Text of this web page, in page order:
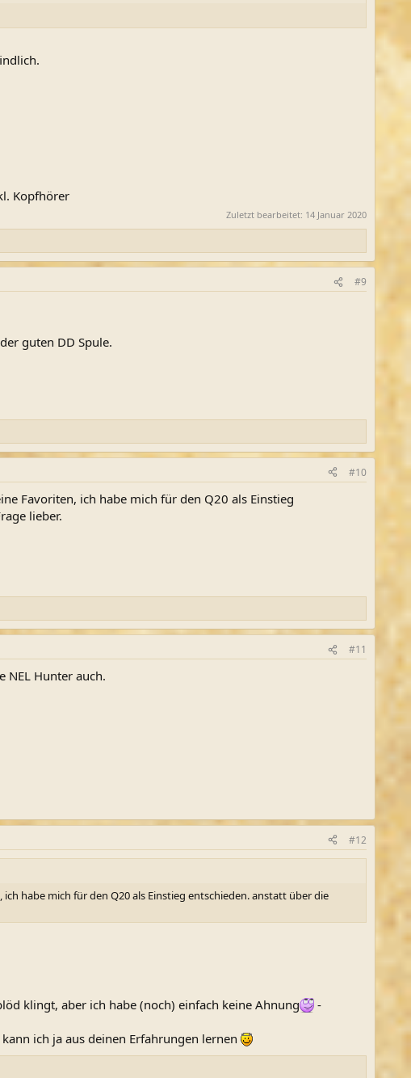
Kopfhörer
Zuletzt bearbeitet: 14 Januar 2020
#9
guten DD Spule.
#10
Favoriten, ich habe mich für den Q20 als Einstieg
lieber.
#11
NEL Hunter auch.
#12
habe mich für den Q20 als Einstieg entschieden. anstatt über die
klingt, aber ich habe (noch) einfach keine Ahnung
-
ich ja aus deinen Erfahrungen lernen